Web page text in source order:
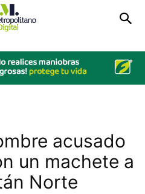
acusado
un machete a
Norte